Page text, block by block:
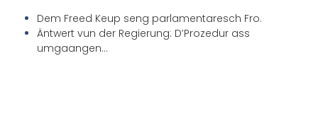
Dem Freed Keup seng parlamentaresch Fro.
Äntwert vun der Regierung: D’Prozedur ass
umgaangen…